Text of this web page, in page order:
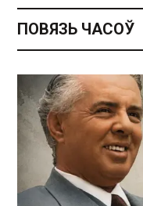
ПОВЯЗЬ ЧАСОЎ